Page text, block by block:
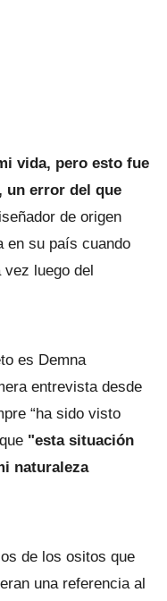
vida, pero esto fue
un error del que
de origen
en su país cuando
vez luego del
es Demna
entrevista desde
“ha sido visto
"esta situación
naturaleza
de los ositos que
una referencia al